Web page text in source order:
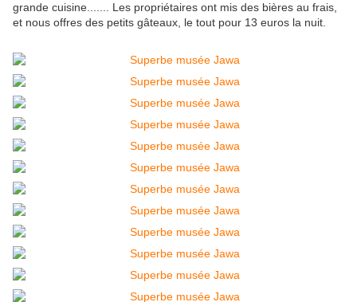
grande cuisine....... Les propriétaires ont mis des bières au frais,
et nous offres des petits gâteaux, le tout pour 13 euros la nuit.